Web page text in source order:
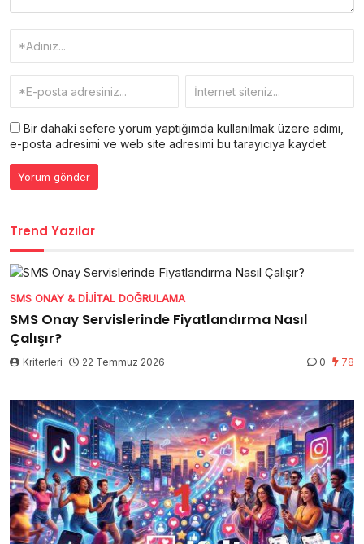
Bir dahaki sefere yorum yaptığımda kullanılmak üzere adımı,
e-posta adresimi ve web site adresimi bu tarayıcıya kaydet.
Trend Yazılar
SMS ONAY & DIJITAL DOĞRULAMA
SMS Onay Servislerinde Fiyatlandırma Nasıl
Çalışır?
Kriterleri 22 Temmuz 2026 0 78